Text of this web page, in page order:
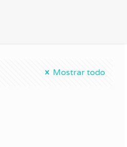
Mostrar todo